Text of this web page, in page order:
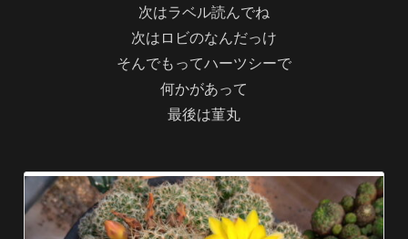
次はラベル読んでね
次はロビのなんだっけ
そんでもってハーツシーで
何かがあって
最後は菫丸